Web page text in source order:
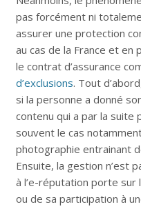
pas forcément ni
assurer une protection
au cas de la France et en
le contrat d’assurance
d’exclusions. Tout
si la personne a donné
contenu qui a par la suite
souvent le cas
photographie entrainant
Ensuite, la gestion n’est
à l’e-réputation porte sur
ou de sa participation à